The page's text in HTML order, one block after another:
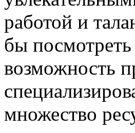
работой и
бы посмотреть
возможность
множество